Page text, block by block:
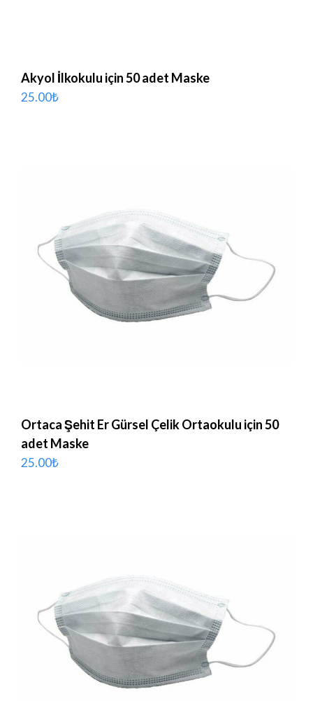
Akyol İlkokulu için 50 adet Maske
25.00₺
Ortaca Şehit Er Gürsel Çelik Ortaokulu için 50
adet Maske
25.00₺